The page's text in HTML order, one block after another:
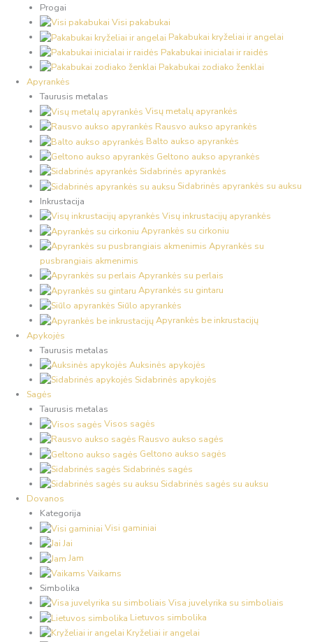
Progai
Visi pakabukai
Pakabukai kryželiai ir angelai
Pakabukai inicialai ir raidės
Pakabukai zodiako ženklai
Apyrankės
Taurusis metalas
Visų metalų apyrankės
Rausvo aukso apyrankės
Balto aukso apyrankės
Geltono aukso apyrankės
Sidabrinės apyrankės
Sidabrinės apyrankės su auksu
Inkrustacija
Visų inkrustacijų apyrankės
Apyrankės su cirkoniu
Apyrankės su
pusbrangiais akmenimis
Apyrankės su perlais
Apyrankės su gintaru
Siūlo apyrankės
Apyrankės be inkrustacijų
Apykojės
Taurusis metalas
Auksinės apykojės
Sidabrinės apykojės
Sagės
Taurusis metalas
Visos sagės
Rausvo aukso sagės
Geltono aukso sagės
Sidabrinės sagės
Sidabrinės sagės su auksu
Dovanos
Kategorija
Visi gaminiai
Jai
Jam
Vaikams
Simbolika
Visa juvelyrika su simboliais
Lietuvos simbolika
Kryželiai ir angelai